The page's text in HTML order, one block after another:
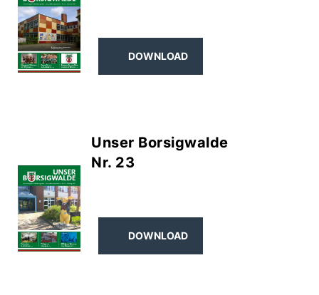
DOWNLOAD
Unser Borsigwalde
Nr. 23
DOWNLOAD